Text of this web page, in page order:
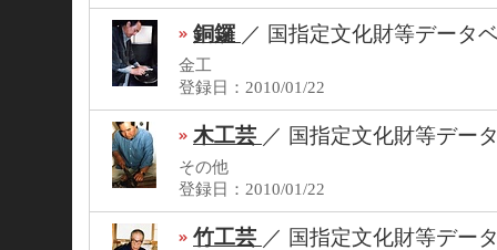
銅鑼 ／ 国指定文化財等データ
金工
登録日：2010/01/22
木工芸 ／ 国指定文化財等デー
その他
登録日：2010/01/22
竹工芸 ／ 国指定文化財等デー